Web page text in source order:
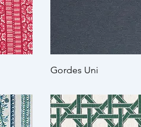
Gordes Uni